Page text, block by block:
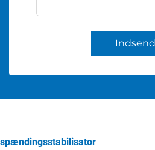
Indsend
spændingsstabilisator